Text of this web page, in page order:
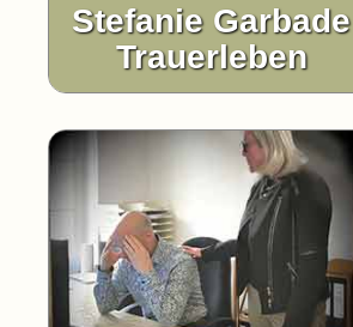
Stefanie Garbade
Trauerleben